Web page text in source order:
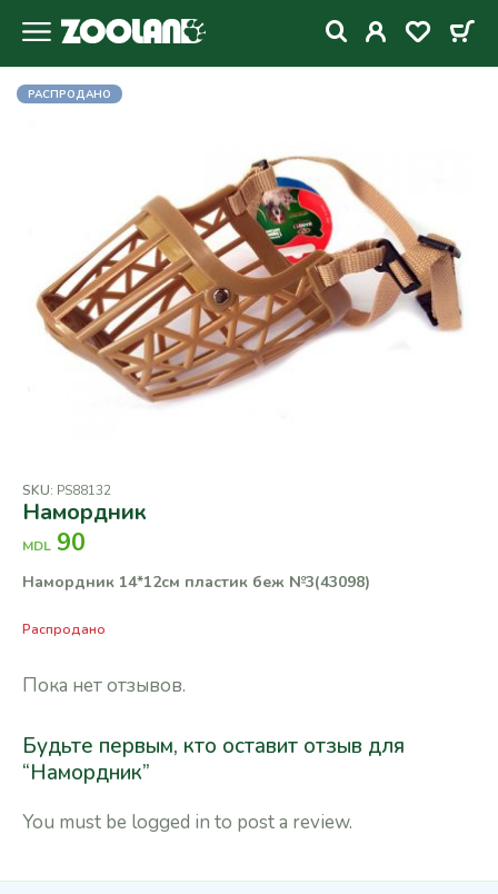
РАСПРОДАНО
SKU: PS88132
Намордник
MDL 90
Намордник 14*12см пластик беж №3(43098)
Распродано
Пока нет отзывов.
Будьте первым, кто оставит отзыв для
“Намордник”
You must be logged in to post a review.